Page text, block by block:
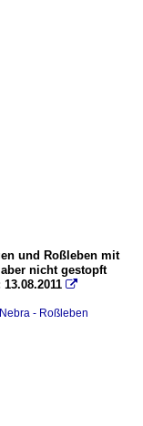
und Roßleben mit
nicht gestopft

- Roßleben